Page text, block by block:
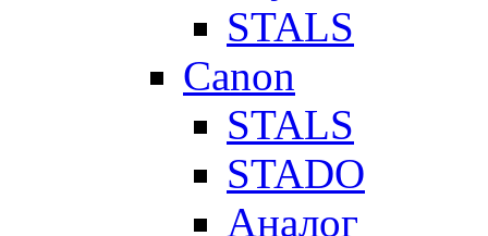
STALS
Canon
STALS
STADO
Аналог